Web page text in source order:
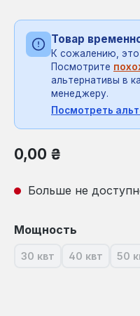
Товар
К сожалению,
Посмотрите
альтернативы в
менеджеру.
Посмотреть
Обычная цена:
0,00 ₴
Больше не
Выберите
Мощность
30 квт(В настоящее время
40 квт
(В 50